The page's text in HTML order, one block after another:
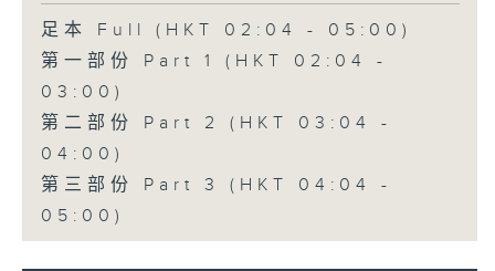
足本 Full (HKT 02:04 - 05:00)
第一部份 Part 1 (HKT 02:04 -
03:00)
第二部份 Part 2 (HKT 03:04 -
04:00)
第三部份 Part 3 (HKT 04:04 -
05:00)